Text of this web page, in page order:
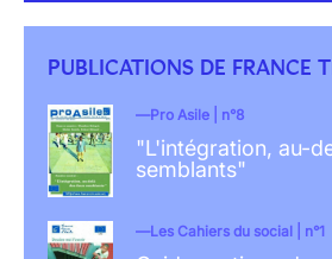
PUBLICATIONS DE FRANCE
Pro Asile | n°8
"L'intégration, au-
semblants"
Les Cahiers du social | n°1